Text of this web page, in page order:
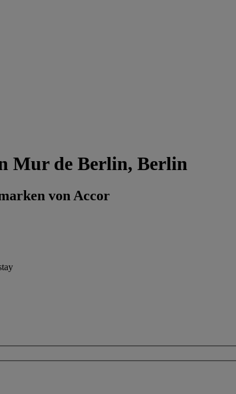
Mur de Berlin, Berlin
von Accor